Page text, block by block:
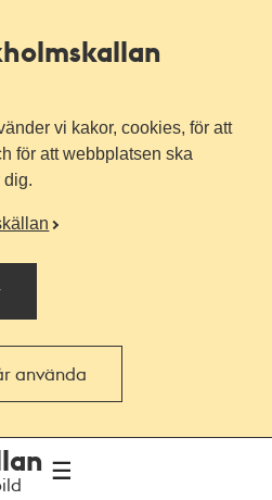
vi kakor, cookies, för att
för att webbplatsen ska
dig.
använda